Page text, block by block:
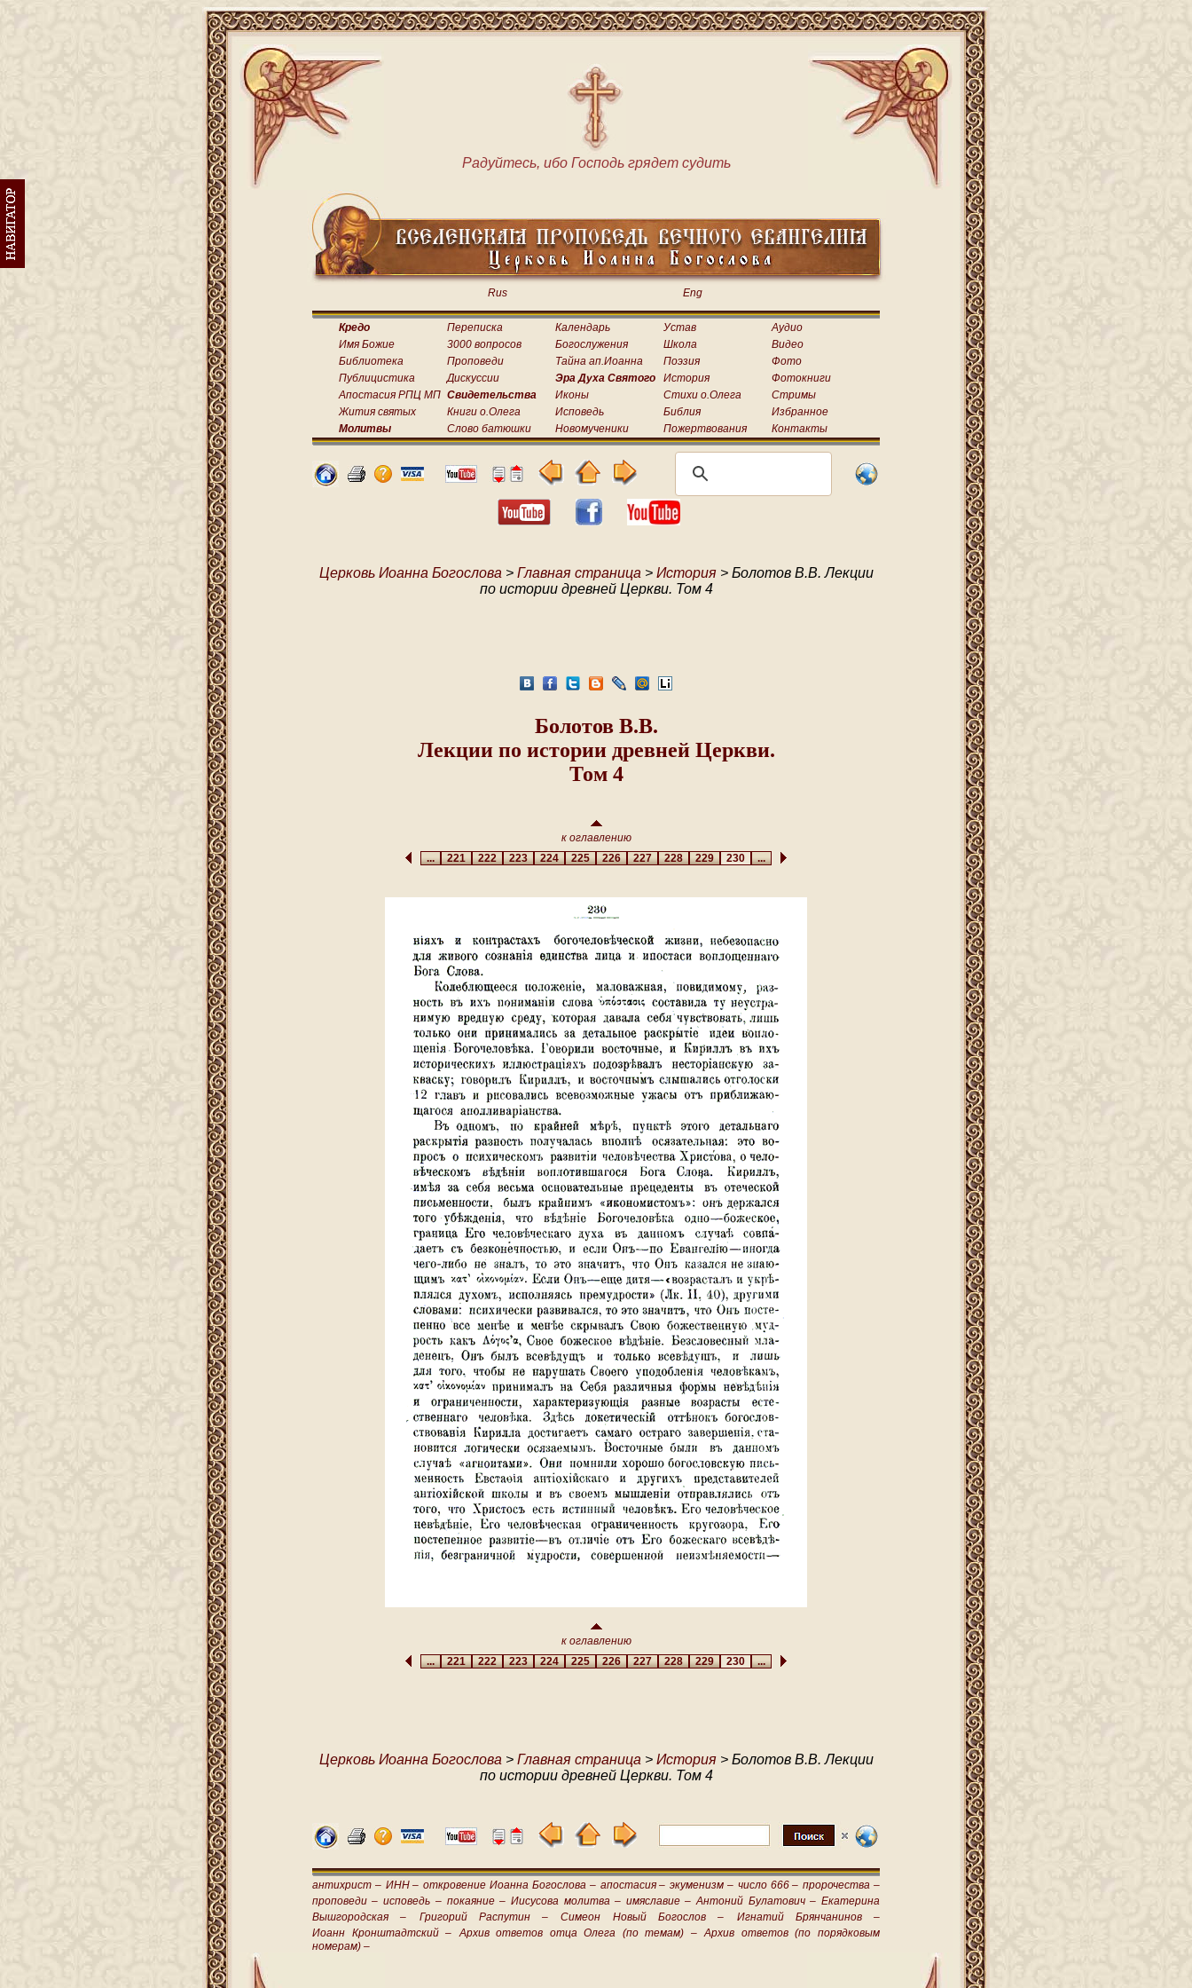
Радуйтесь, ибо Господь грядет судить
Rus Eng
Кредо Переписка Календарь Устав
Аудио
Имя Божие
3000 вопросов Богослужения Школа
Видео
Библиотека
Проповеди Тайна ап.Иоанна Поэзия
Фото
Публицистика
Дискуссии Эра Духа Святого История
Фотокниги
Апостасия РПЦ МП Свидетельства Иконы Стихи о.Олега
Стримы
Жития святых
Книги о.Олега Исповедь Библия
Избранное
Молитвы
Слово батюшки Новомученики Пожертвования Контакты
Церковь Иоанна Богослова > Главная страница > История> Болотов В.В. Лекции
по истории древней Церкви. Том 4
Болотов В.В.
Лекции по истории древней Церкви.
Том 4
к оглавлению
...221222223224225226227228229 230 ...
к оглавлению
...221222223224225226227228229 230 ...
Церковь Иоанна Богослова > Главная страница > История> Болотов В.В. Лекции
по истории древней Церкви. Том 4
антихрист – ИНН – откровение Иоанна Богослова – апостасия – экуменизм – число 666 – пророчества –
проповеди – исповедь – покаяние – Иисусова молитва – имяславие – Антоний Булатович – Екатерина
Вышгородская –
Григорий Распутин – Симеон Новый Богослов –
Игнатий Брянчанинов –
Иоанн Кронштадтский –
Архив ответов отца Олега (по темам) –
Архив ответов (по порядковым
номерам) –